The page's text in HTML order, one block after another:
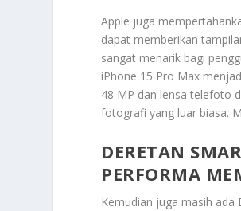
Apple juga
dapat memberikan
sangat menarik bagi
iPhone 15 Pro Max
48 MP dan lensa telefoto
fotografi yang luar biasa.
DERETAN
PERFORMA
Kemudian juga masih ada